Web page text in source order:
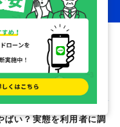
ばい？｜実際に利用した
体験談（20歳・学生）
ばい？実態を利用者に調